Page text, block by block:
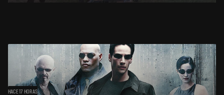
HACE 17 HORAS